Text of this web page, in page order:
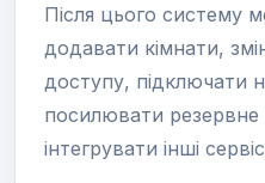
Після цього систему
додавати кімнати,
доступу, підключати
посилювати резервне
інтегрувати інші